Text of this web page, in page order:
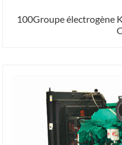
100Groupe électrogène